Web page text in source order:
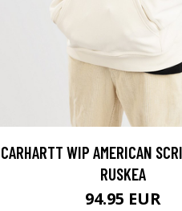
CARHARTT WIP AMERICAN
RUSKEA
94.95 EUR